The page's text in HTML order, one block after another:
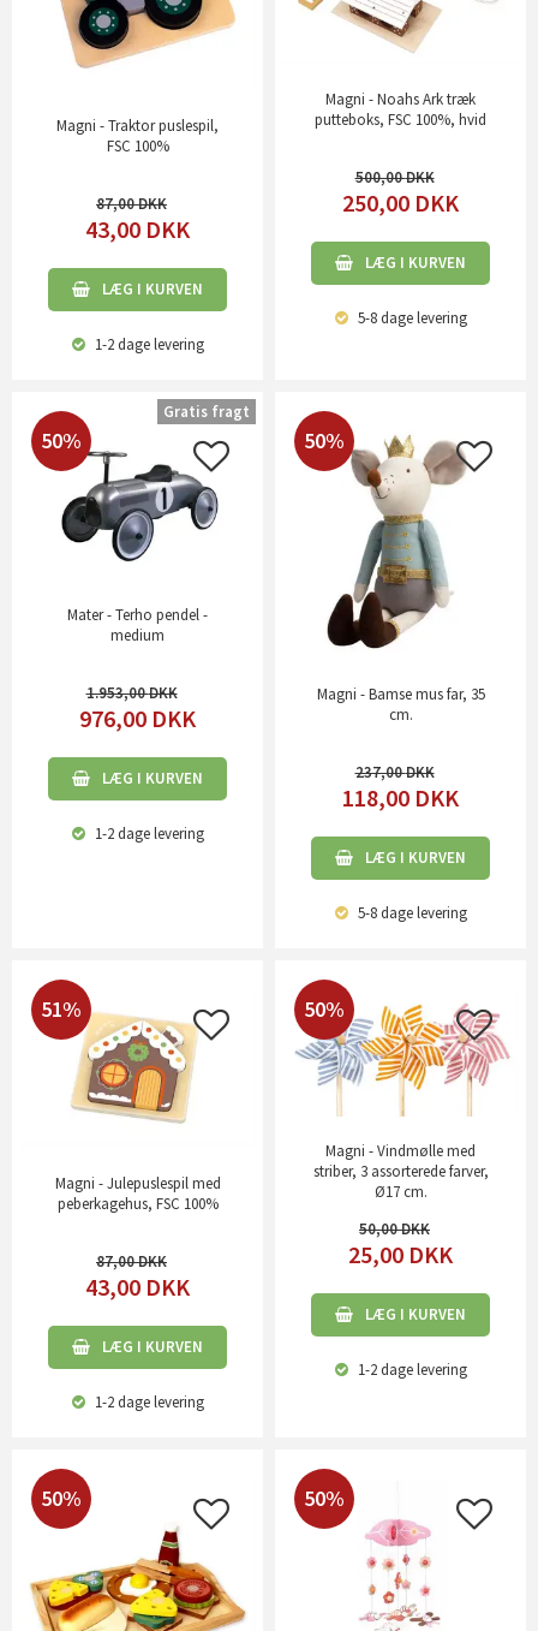
Magni - Traktor puslespil,
FSC 100%
87,00
43,00 DKK
LÆG I KURVEN
1-2 dagelevering
Magni - Noahs Ark træk
putteboks, FSC 100%, hvid
500,00
250,00 DKK
LÆG I KURVEN
5-8 dagelevering
50%
Mater - Terho pendel -
medium
1.953,00
976,00 DKK
LÆG I KURVEN
1-2 dagelevering
Gratis fragt
50%
Magni - Bamse mus far, 35
cm.
237,00
118,00 DKK
LÆG I KURVEN
5-8 dagelevering
51%
Magni - Julepuslespil med
peberkagehus, FSC 100%
87,00
43,00 DKK
LÆG I KURVEN
1-2 dagelevering
50%
Magni - Vindmølle med
striber, 3 assorterede farver,
Ø17 cm.
50,00
25,00 DKK
LÆG I KURVEN
1-2 dagelevering
50% 50%